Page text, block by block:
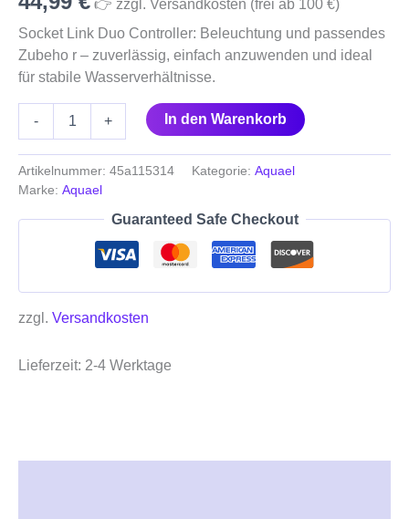
👉 zzgl. Versandkosten (frei ab 100 €)
Socket Link Duo Controller: Beleuchtung und passendes
Zubeho r – zuverlässig, einfach anzuwenden und ideal
für stabile Wasserverhältnisse.
- + In den Warenkorb
Artikelnummer: 45a115314 Kategorie: Aquael
Marke: Aquael
Guaranteed Safe Checkout
zzgl. Versandkosten
Lieferzeit: 2-4 Werktage